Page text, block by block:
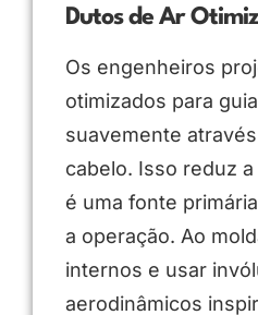
Dutos de Ar
Os engenheiros
otimizados para
suavemente
cabelo. Isso reduz
é uma fonte
a operação. Ao
internos e usar
aerodinâmicos